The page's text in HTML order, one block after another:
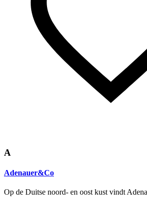
A
Adenauer&Co
Op de Duitse noord- en oost kust vindt